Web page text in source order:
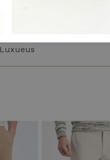
Luxueus